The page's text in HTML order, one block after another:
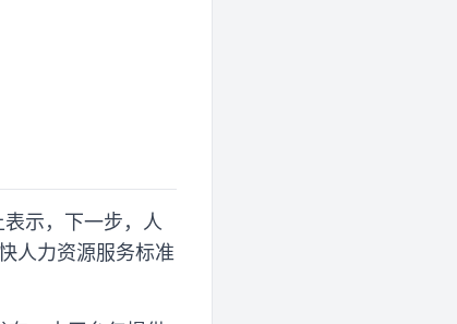
示，下一步，人
人力资源服务标准